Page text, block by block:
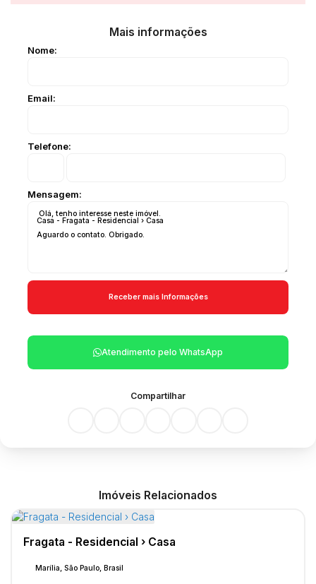
Mais informações
Nome:
Email:
Telefone:
Mensagem:
Atendimento pelo WhatsApp
Compartilhar
Imóveis Relacionados
Fragata - Residencial › Casa
Marília, São Paulo, Brasil